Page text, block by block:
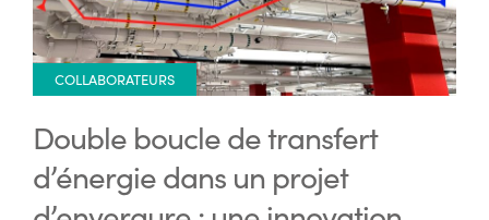
COLLABORATEURS
Double boucle de transfert
d’énergie dans un projet